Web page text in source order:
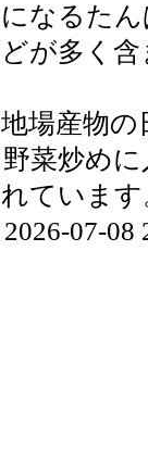
なるた
が多く
場産物
菜炒め
ています
07-08